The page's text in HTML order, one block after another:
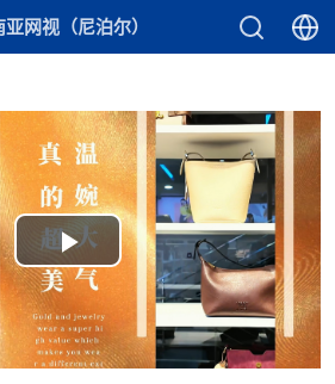
亚网视（尼泊尔）
Play
Video